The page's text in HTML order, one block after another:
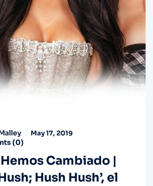
May 17, 2019
(0)
Cambiado |
Hush Hush’, el